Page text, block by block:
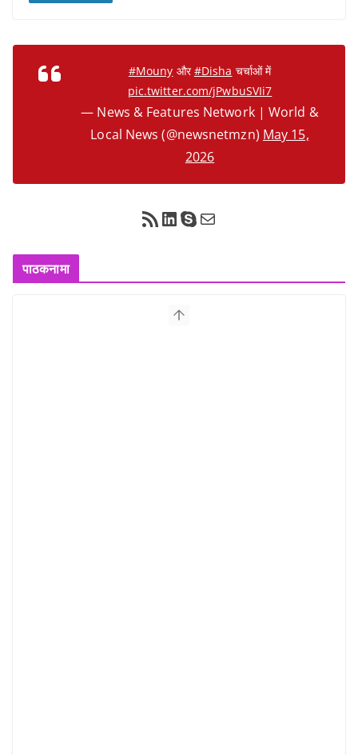
#Mouny और#Disha चर्चाओं में
pic.twitter.com/jPwbuSVIi7
— News & Features Network | World &
Local News (@newsnetmzn) May 15,
2026
RSS Feed LinkedIn Skype Mail
पाठकनामा